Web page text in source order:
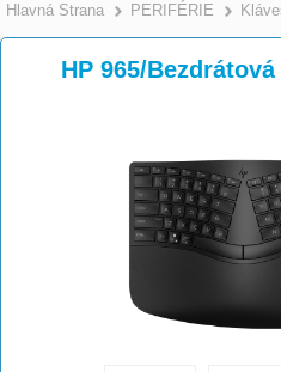
Hlavná Strana >
PERIFÉRIE
HP 965/